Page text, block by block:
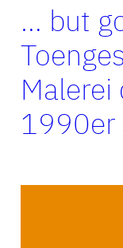
… but
1990er